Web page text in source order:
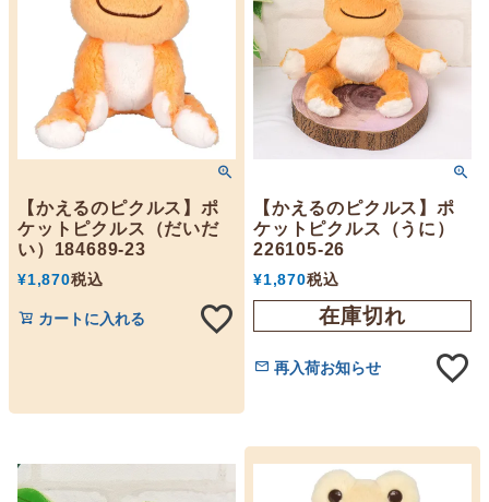
【かえるのピクルス】ポ
ケットピクルス（だいだ
い）184689-23
¥1,870税込
カートに入れる
【かえるのピクルス】ポ
ケットピクルス（うに）
226105-26
¥1,870税込
在庫切れ
再入荷お知らせ